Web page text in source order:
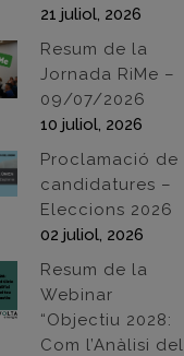
21 juliol, 2026
Resum de la
Jornada RiMe –
09/07/2026
10 juliol, 2026
Proclamació de
candidatures –
Eleccions 2026
02 juliol, 2026
Resum de la
Webinar
“Objectiu 2028:
Com l’Anàlisi del